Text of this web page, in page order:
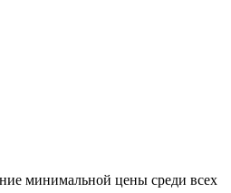
минимальной цены среди всех